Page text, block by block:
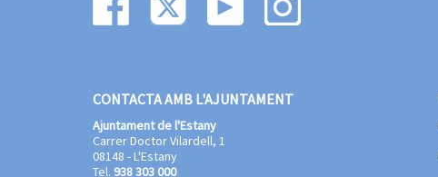
CONTACTA AMB L'AJUNTAMENT
Ajuntament de l'Estany
Carrer Doctor Vilardell, 1
08148 - L'Estany
Tel. 938 303 000